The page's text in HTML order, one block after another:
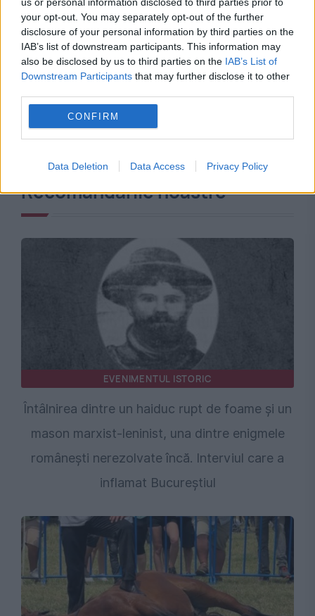
your opt-out. You may separately opt-out of the further
disclosure of your personal information by third parties on the
IAB’s list of downstream participants. This information may
also be disclosed by us to third parties on the IAB’s List of
Downstream Participants that may further disclose it to other
CONFIRM
Data Deletion Data Access Privacy Policy
Recomandările noastre
EVENIMENTUL ISTORIC
Întâlnirea dintre un haiduc rupt de foame și un
mason marxist-leninist, una dintre enigmele
românești nerezolvate încă. Interviul care a
inflamat Bucureștiul